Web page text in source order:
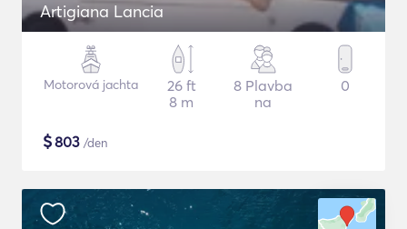
Artigiana Lancia
Motorová jachta
26 ft
8 m
8 Plavba
na
0
$803 /den